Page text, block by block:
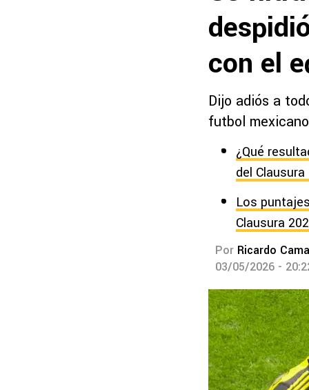
con el
Dijo adiós a
futbol
¿Qué
del
Los
Clausura
Por Ricardo
03/05/2026 -